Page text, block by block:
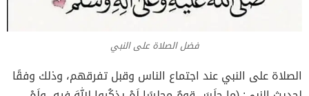
فضل الصلاة على النبي
الصلاة على النبي عند اجتماع الناس وقبل تفرقهم، وذلك وفقًا